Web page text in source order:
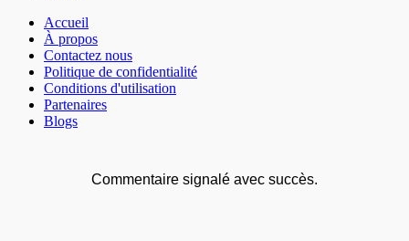
Accueil
À propos
Contactez nous
Politique de confidentialité
Conditions d'utilisation
Partenaires
Blogs
Commentaire signalé avec succès.